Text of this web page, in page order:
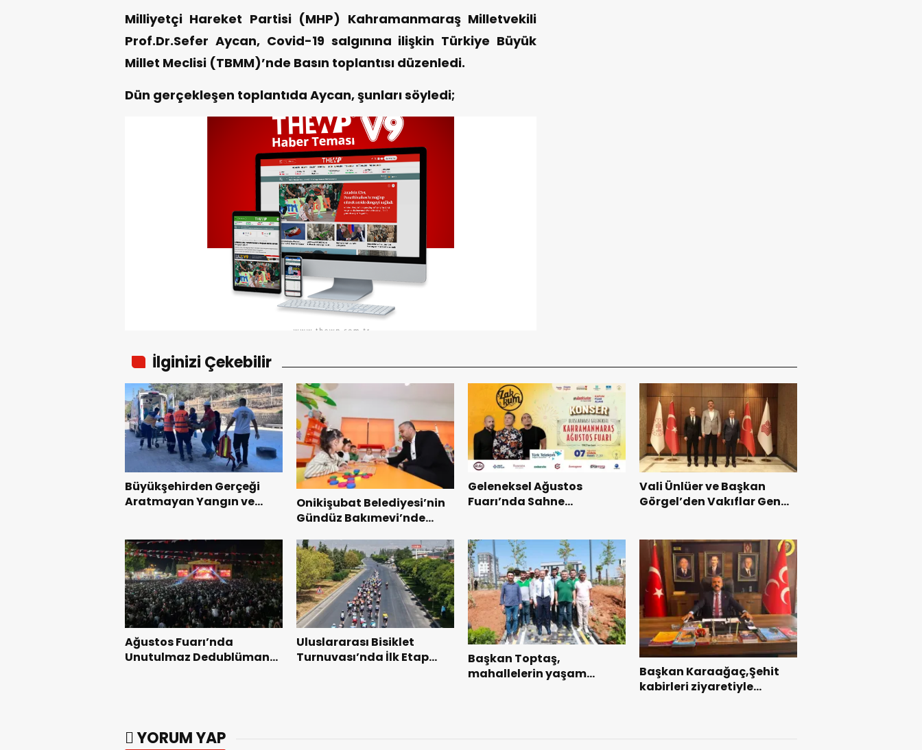
Milliyetçi Hareket Partisi (MHP) Kahramanmaraş Milletvekili
Prof.Dr.Sefer Aycan, Covid-19 salgınına ilişkin Türkiye Büyük
Millet Meclisi (TBMM)’nde Basın toplantısı düzenledi.
Dün gerçekleşen toplantıda Aycan, şunları söyledi;
İlginizi Çekebilir
Büyükşehirden Gerçeği
Aratmayan Yangın ve
Onikişubat Belediyesi’nin
Gündüz Bakımevi’nde
başladı.
Geleneksel Ağustos
Fuarı’nda Sahne
Vali Ünlüer ve Başkan
Görgel’den Vakıflar Genel
Ağustos Fuarı’nda
Unutulmaz Dedublüman
Uluslararası Bisiklet
Turnuvası’nda İlk Etap
Başkan Toptaş,
mahallelerin yaşam
Başkan Karaağaç,Şehit
kabirleri ziyaretiyle
YORUM YAP